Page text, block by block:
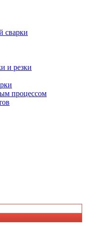
сварки
и резки
процессом